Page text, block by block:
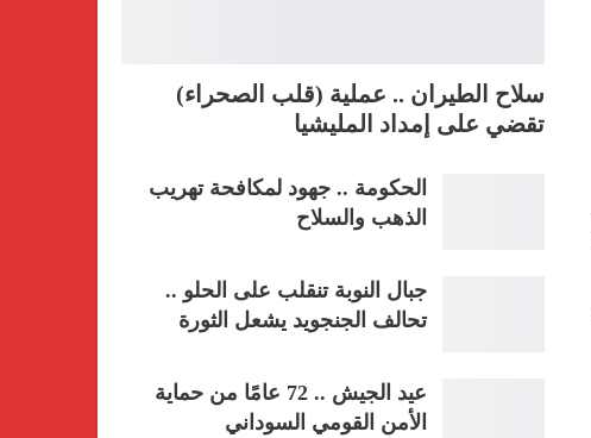
سلاح الطيران .. عملية (قلب الصحراء)
تقضي على إمداد المليشيا
الحكومة .. جهود لمكافحة تهريب
الذهب والسلاح
جبال النوبة تنقلب على الحلو ..
تحالف الجنجويد يشعل الثورة
عيد الجيش .. 72 عامًا من حماية
الأمن القومي السوداني